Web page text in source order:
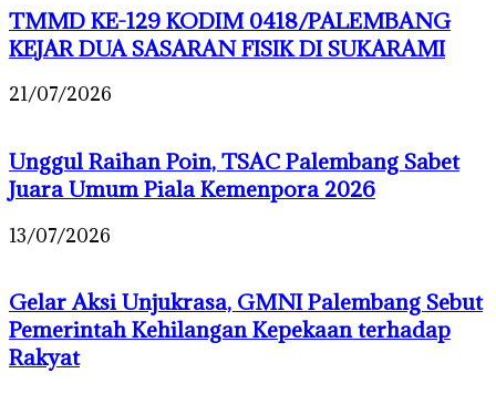
TMMD KE-129 KODIM 0418/PALEMBANG
KEJAR DUA SASARAN FISIK DI SUKARAMI
21/07/2026
Unggul Raihan Poin, TSAC Palembang Sabet
Juara Umum Piala Kemenpora 2026
13/07/2026
Gelar Aksi Unjukrasa, GMNI Palembang Sebut
Pemerintah Kehilangan Kepekaan terhadap
Rakyat